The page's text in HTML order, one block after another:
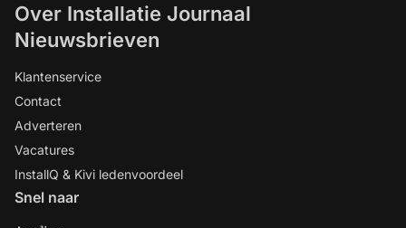
Over Installatie Journaal
Nieuwsbrieven
Klantenservice
Contact
Adverteren
Vacatures
InstallQ & Kivi ledenvoordeel
Snel naar